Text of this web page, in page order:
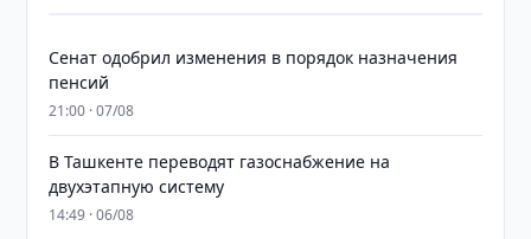
Сенат одобрил изменения в порядок назначения
пенсий
21:00 · 07/08
В Ташкенте переводят газоснабжение на
двухэтапную систему
14:49 · 06/08